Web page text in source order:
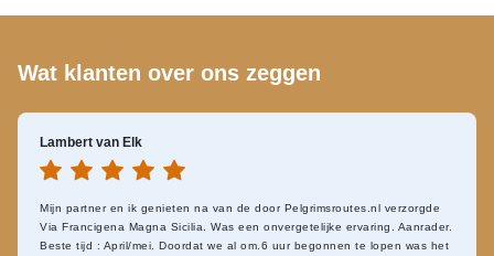
Wat klanten over ons zeggen
Lambert van Elk
Mijn partner en ik genieten na van de door Pelgrimsroutes.nl verzorgde
Via Francigena Magna Sicilia. Was een onvergetelijke ervaring. Aanrader.
Beste tijd : April/mei. Doordat we al om.6 uur begonnen te lopen was het